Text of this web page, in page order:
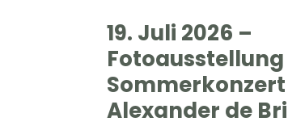
19. Juli 2026 –
Alexander de